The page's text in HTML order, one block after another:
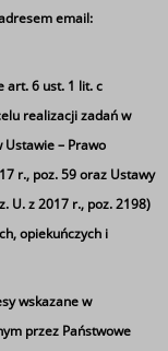
email:
art. 6 ust. 1 lit. c
realizacji zadań w
– Prawo
r., poz. 59 oraz Ustawy
U. z 2017 r., poz. 2198)
opiekuńczych i
wskazane w
przez Państwowe